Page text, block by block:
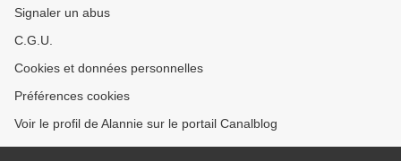
Signaler un abus
C.G.U.
Cookies et données personnelles
Préférences cookies
Voir le profil de Alannie sur le portail Canalblog